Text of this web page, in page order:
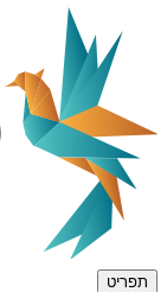
תפריט